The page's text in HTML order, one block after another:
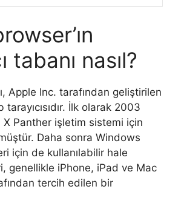
tabanı nasıl?
Apple Inc. tarafından geliştirilen
İlk olarak 2003
X Panther işletim sistemi için
Daha sonra Windows
için de kullanılabilir hale
genellikle iPhone, iPad ve Mac
tercih edilen bir